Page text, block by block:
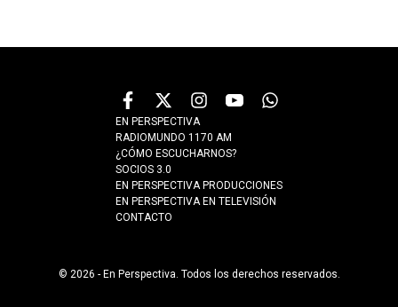
EN PERSPECTIVA
RADIOMUNDO 1170 AM
¿CÓMO ESCUCHARNOS?
SOCIOS 3.0
EN PERSPECTIVA PRODUCCIONES
EN PERSPECTIVA EN TELEVISIÓN
CONTACTO
© 2026 - En Perspectiva. Todos los derechos reservados.